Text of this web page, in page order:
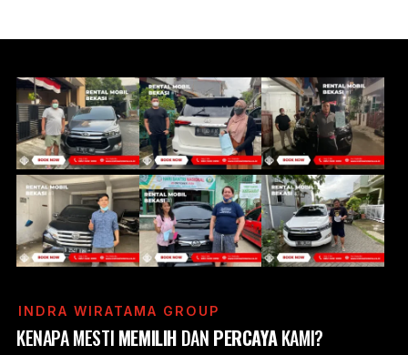
INDRA WIRATAMA GROUP
KENAPA MESTI MEMILIHDAN PERCAYAKAMI?